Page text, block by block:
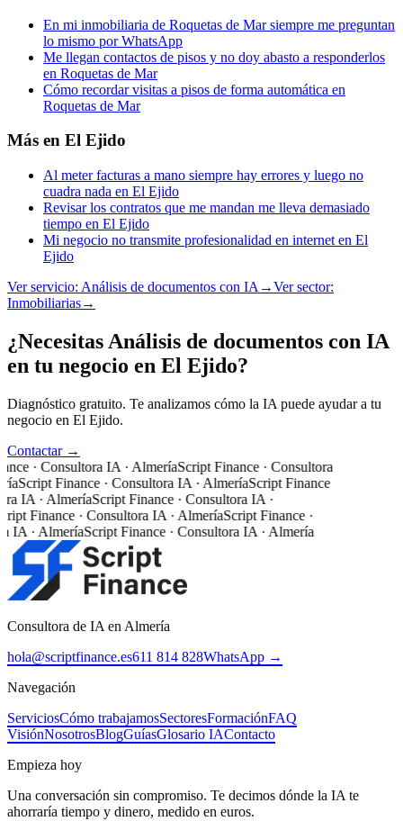
En mi inmobiliaria de Roquetas de Mar siempre me preguntan
lo mismo por WhatsApp
Me llegan contactos de pisos y no doy abasto a responderlos
en Roquetas de Mar
Cómo recordar visitas a pisos de forma automática en
Roquetas de Mar
Más en El Ejido
Al meter facturas a mano siempre hay errores y luego no
cuadra nada en El Ejido
Revisar los contratos que me mandan me lleva demasiado
tiempo en El Ejido
Mi negocio no transmite profesionalidad en internet en El
Ejido
Ver servicio: Análisis de documentos con IA →Ver sector:
Inmobiliarias→
¿Necesitas Análisis de documentos con IA
en tu negocio en El Ejido?
Diagnóstico gratuito. Te analizamos cómo la IA puede ayudar a tu
negocio en El Ejido.
Contactar →
· Consultora IA · AlmeríaScript Finance · Consultora
Script Finance · Consultora IA · AlmeríaScript Finance
IA · AlmeríaScript Finance · Consultora IA ·
Finance · Consultora IA · AlmeríaScript Finance ·
IA · AlmeríaScript Finance · Consultora IA · Almería
Consultora de IA en Almería
hola@scriptfinance.es611 814 828WhatsApp →
Navegación
ServiciosCómo trabajamosSectoresFormaciónFAQ
VisiónNosotrosBlogGuíasGlosario IAContacto
Empieza hoy
Una conversación sin compromiso. Te decimos dónde la IA te
ahorraría tiempo y dinero, medido en euros.